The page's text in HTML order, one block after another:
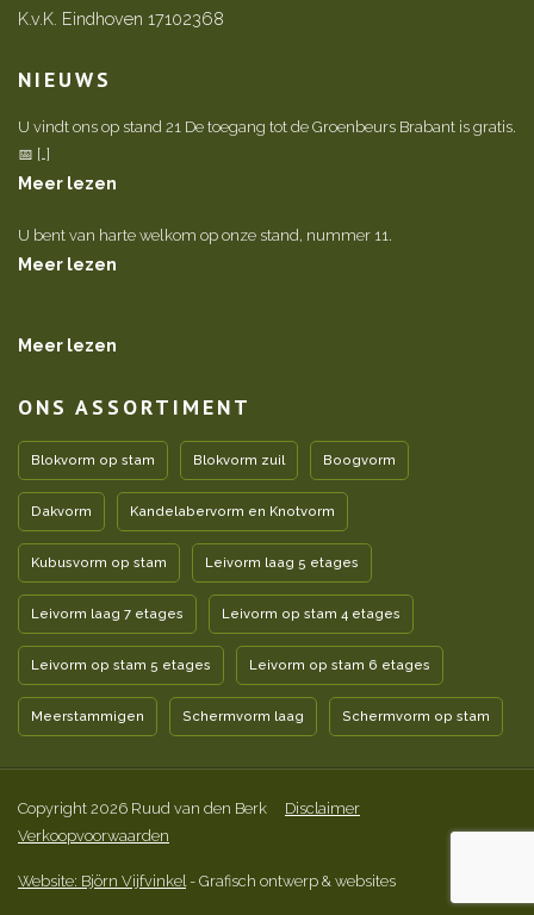
K.v.K. Eindhoven 17102368
NIEUWS
U vindt ons op stand 21 De toegang tot de Groenbeurs Brabant is gratis.
📅 […]
Meer lezen
U bent van harte welkom op onze stand, nummer 11.
Meer lezen
Meer lezen
ONS ASSORTIMENT
Blokvorm op stam Blokvorm zuil Boogvorm
Dakvorm Kandelabervorm en Knotvorm
Kubusvorm op stam Leivorm laag 5 etages
Leivorm laag 7 etages Leivorm op stam 4 etages
Leivorm op stam 5 etages Leivorm op stam 6 etages
Meerstammigen Schermvorm laag Schermvorm op stam
Copyright 2026 Ruud van den Berk
Disclaimer
Verkoopvoorwaarden
Website: Björn Vijfvinkel- Grafisch ontwerp & websites